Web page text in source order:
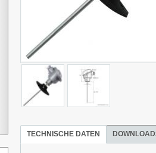
TECHNISCHE DATEN